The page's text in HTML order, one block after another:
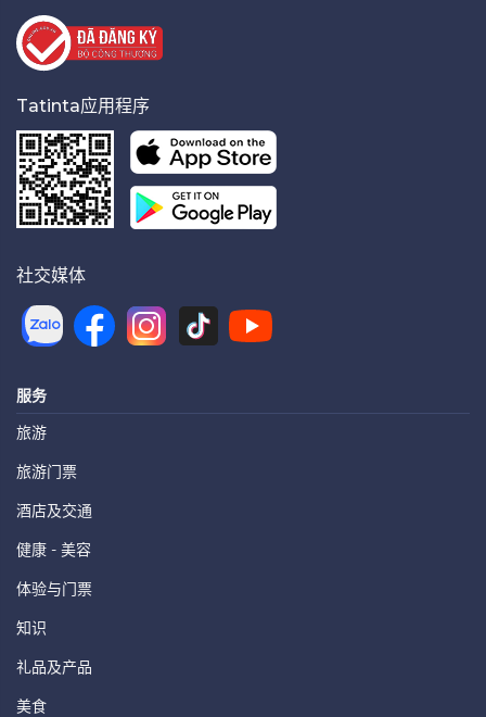
Tatinta应用程序
社交媒体
服务
旅游
旅游门票
酒店及交通
健康 - 美容
体验与门票
知识
礼品及产品
美食